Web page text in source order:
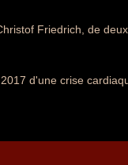
Friedrich, de
d'une crise